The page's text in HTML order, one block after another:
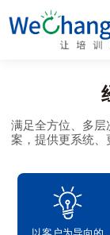
满足全方位、多
案，提供更系统